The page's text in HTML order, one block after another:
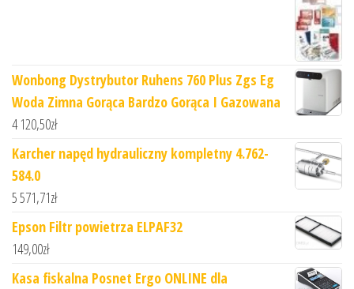
Wonbong Dystrybutor Ruhens 760 Plus Zgs Eg
Woda Zimna Gorąca Bardzo Gorąca I Gazowana
4 120,50zł
Karcher napęd hydrauliczny kompletny 4.762-
584.0
5 571,71zł
Epson Filtr powietrza ELPAF32
149,00zł
Kasa fiskalna Posnet Ergo ONLINE dla